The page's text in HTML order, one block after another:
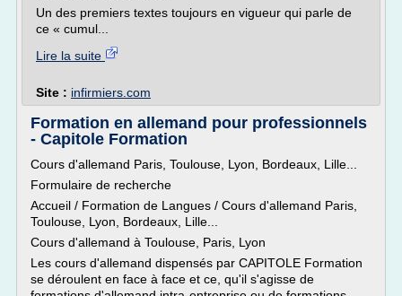
Un des premiers textes toujours en vigueur qui parle de
ce « cumul...
Lire la suite
Site : infirmiers.com
Formation en allemand pour professionnels
- Capitole Formation
Cours d'allemand Paris, Toulouse, Lyon, Bordeaux, Lille...
Formulaire de recherche
Accueil / Formation de Langues / Cours d'allemand Paris,
Toulouse, Lyon, Bordeaux, Lille...
Cours d'allemand à Toulouse, Paris, Lyon
Les cours d'allemand dispensés par CAPITOLE Formation
se déroulent en face à face et ce, qu'il s'agisse de